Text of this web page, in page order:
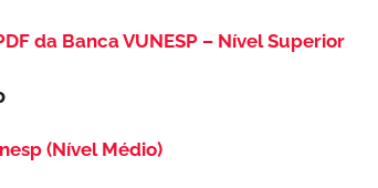
da Banca VUNESP – Nível Superior
(Nível Médio)